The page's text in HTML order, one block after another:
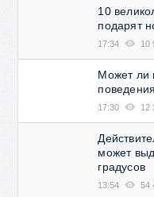
10
подарят
17:34 10
Может ли
17:30 12
может
градусов
13:54 54